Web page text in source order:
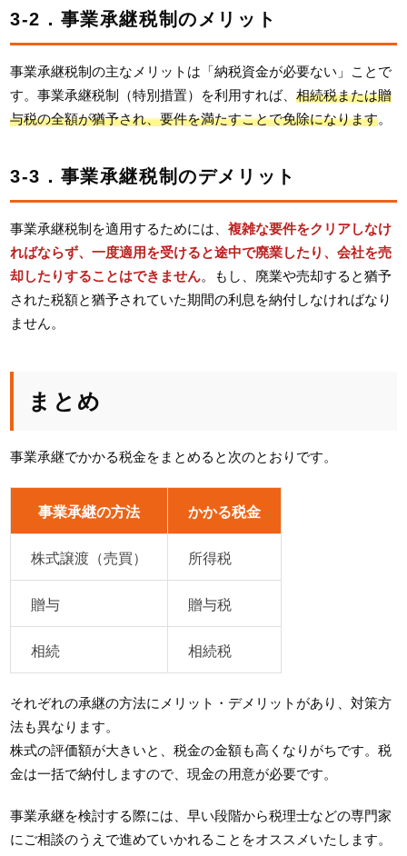
3-2．事業承継税制のメリット
事業承継税制の主なメリットは「納税資金が必要ない」ことで
す。事業承継税制（特別措置）を利用すれば、相続税または贈
与税の全額が猶予され、要件を満たすことで免除になります。
3-3．事業承継税制のデメリット
事業承継税制を適用するためには、複雑な要件をクリアしなけ
ればならず、一度適用を受けると途中で廃業したり、会社を売
却したりすることはできません。もし、廃業や売却すると猶予
された税額と猶予されていた期間の利息を納付しなければなり
ません。
まとめ
事業承継でかかる税金をまとめると次のとおりです。
事業承継の方法 かかる税金
株式譲渡（売買） 所得税
贈与 贈与税
相続 相続税
それぞれの承継の方法にメリット・デメリットがあり、対策方
法も異なります。
株式の評価額が大きいと、税金の金額も高くなりがちです。税
金は一括で納付しますので、現金の用意が必要です。
事業承継を検討する際には、早い段階から税理士などの専門家
にご相談のうえで進めていかれることをオススメいたします。